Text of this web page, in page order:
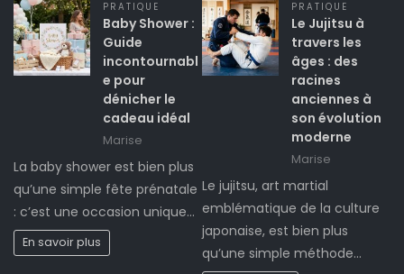
PRATIQUE
Baby Shower :
Guide
incontournabl
e pour
dénicher le
cadeau idéal
Marise
La baby shower est bien plus
qu’une simple fête prénatale
: c’est une occasion unique…
En savoir plus
PRATIQUE
Le Jujitsu à
travers les
âges : des
racines
anciennes à
son évolution
moderne
Marise
Le jujitsu, art martial
emblématique de la culture
japonaise, est bien plus
qu’une simple méthode…